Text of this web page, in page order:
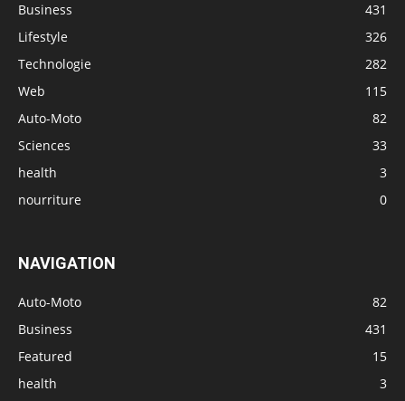
Business
431
Lifestyle
326
Technologie
282
Web
115
Auto-Moto
82
Sciences
33
health
3
nourriture
0
NAVIGATION
Auto-Moto
82
Business
431
Featured
15
health
3